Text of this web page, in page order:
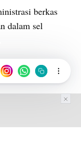
berkas
dalam sel
Halmahera Tengah